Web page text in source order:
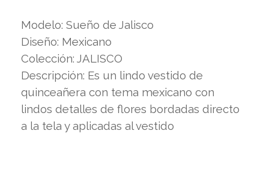
Modelo: Sueño de Jalisco
Diseño: Mexicano
Colección: JALISCO
Descripción: Es un lindo vestido de
quinceañera con tema mexicano con
lindos detalles de flores bordadas directo
a la tela y aplicadas al vestido